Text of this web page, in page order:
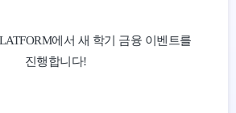
에서 새 학기 금융 이벤트를
진행합니다!